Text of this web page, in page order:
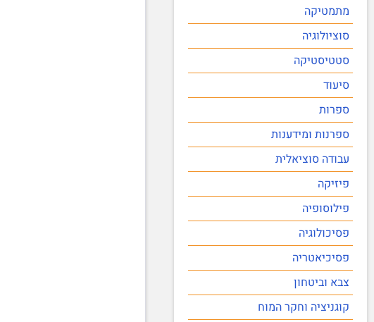
מתמטיקה
סוציולוגיה
סטטיסטיקה
סיעוד
ספרות
ספרנות ומידענות
עבודה סוציאלית
פיזיקה
פילוסופיה
פסיכולוגיה
פסיכיאטריה
צבא וביטחון
קוגניציה וחקר המוח